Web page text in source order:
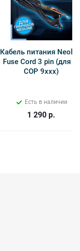
Кабель питания
Fuse Cord 3 pin (для Х-
СОР 9ххх)
Есть в наличии
1 290 р.